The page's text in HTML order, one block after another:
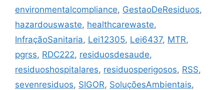
environmentalcompliance, GestaoDeResiduos,
hazardouswaste, healthcarewaste,
InfraçãoSanitaria, Lei12305, Lei6437, MTR,
pgrss, RDC222, residuosdesaude,
residuoshospitalares, residuosperigosos, RSS,
sevenresiduos, SIGOR, SoluçõesAmbientais,